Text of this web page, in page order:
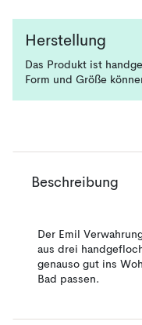
Herstellung
Das Produkt ist
Form und Größe
Beschreibung
Der Emil
aus drei
genauso gut ins
Bad passen.